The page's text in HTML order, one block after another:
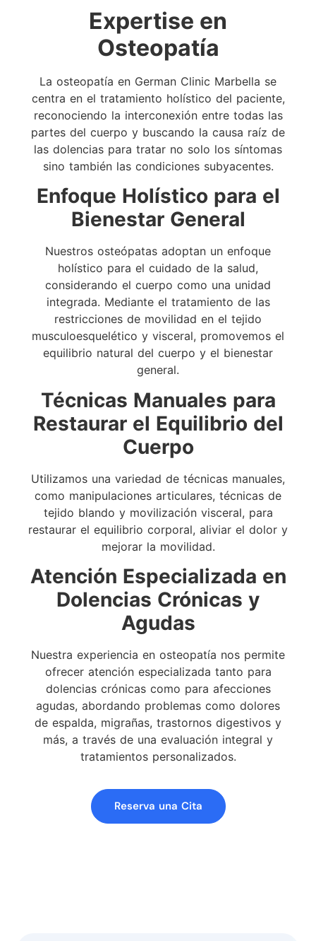
Expertise en
Osteopatía
La osteopatía en German Clinic Marbella se
centra en el tratamiento holístico del paciente,
reconociendo la interconexión entre todas las
partes del cuerpo y buscando la causa raíz de
las dolencias para tratar no solo los síntomas
sino también las condiciones subyacentes.
Enfoque Holístico para el
Bienestar General
Nuestros osteópatas adoptan un enfoque
holístico para el cuidado de la salud,
considerando el cuerpo como una unidad
integrada. Mediante el tratamiento de las
restricciones de movilidad en el tejido
musculoesquelético y visceral, promovemos el
equilibrio natural del cuerpo y el bienestar
general.
Técnicas Manuales para
Restaurar el Equilibrio del
Cuerpo
Utilizamos una variedad de técnicas manuales,
como manipulaciones articulares, técnicas de
tejido blando y movilización visceral, para
restaurar el equilibrio corporal, aliviar el dolor y
mejorar la movilidad.
Atención Especializada en
Dolencias Crónicas y
Agudas
Nuestra experiencia en osteopatía nos permite
ofrecer atención especializada tanto para
dolencias crónicas como para afecciones
agudas, abordando problemas como dolores
de espalda, migrañas, trastornos digestivos y
más, a través de una evaluación integral y
tratamientos personalizados.
Reserva una Cita